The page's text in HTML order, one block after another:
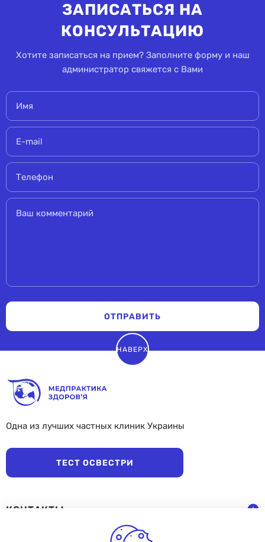
ЗАПИСАТЬСЯ НА
КОНСУЛЬТАЦИЮ
Хотите записаться на прием? Заполните форму и наш
администратор свяжется с Вами
ОТПРАВИТЬ
НАВЕРХ
Одна из лучших частных клиник Украины
ТЕСТ ОСВЕСТРИ
КОНТАКТЫ